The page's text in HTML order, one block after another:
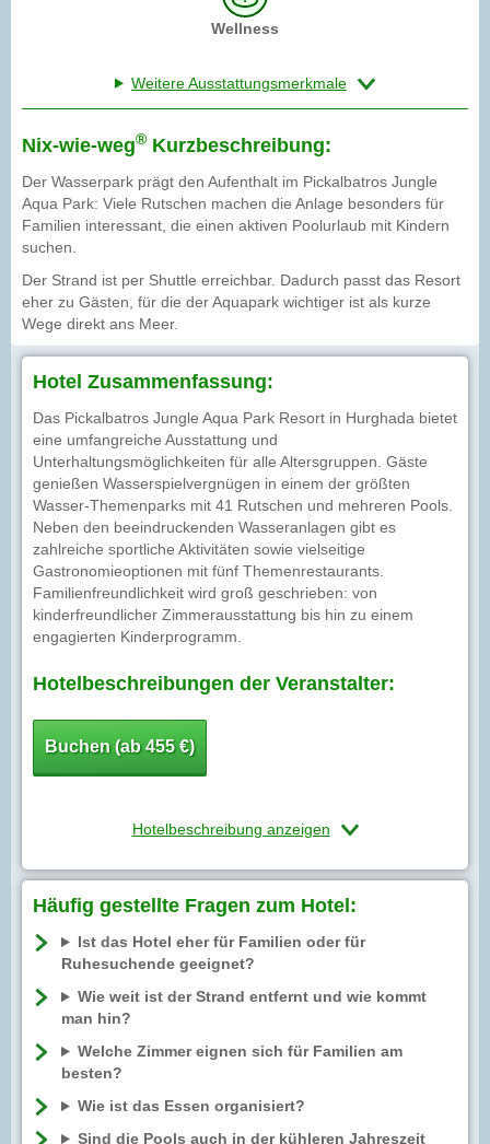
Wellness
Weitere Ausstattungsmerkmale
Nix-wie-weg® Kurzbeschreibung:
Der Wasserpark prägt den Aufenthalt im Pickalbatros Jungle
Aqua Park: Viele Rutschen machen die Anlage besonders für
Familien interessant, die einen aktiven Poolurlaub mit Kindern
suchen.
Der Strand ist per Shuttle erreichbar. Dadurch passt das Resort
eher zu Gästen, für die der Aquapark wichtiger ist als kurze
Wege direkt ans Meer.
Hotel Zusammenfassung:
Das Pickalbatros Jungle Aqua Park Resort in Hurghada bietet
eine umfangreiche Ausstattung und
Unterhaltungsmöglichkeiten für alle Altersgruppen. Gäste
genießen Wasserspielvergnügen in einem der größten
Wasser-Themenparks mit 41 Rutschen und mehreren Pools.
Neben den beeindruckenden Wasseranlagen gibt es
zahlreiche sportliche Aktivitäten sowie vielseitige
Gastronomieoptionen mit fünf Themenrestaurants.
Familienfreundlichkeit wird groß geschrieben: von
kinderfreundlicher Zimmerausstattung bis hin zu einem
engagierten Kinderprogramm.
Hotelbeschreibungen der Veranstalter:
Buchen (ab 455 €)
Hotelbeschreibung anzeigen
Häufig gestellte Fragen zum Hotel:
Ist das Hotel eher für Familien oder für
Ruhesuchende geeignet?
Wie weit ist der Strand entfernt und wie kommt
man hin?
Welche Zimmer eignen sich für Familien am
besten?
Wie ist das Essen organisiert?
Sind die Pools auch in der kühleren Jahreszeit